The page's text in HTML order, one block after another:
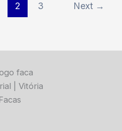
2 3 Next →